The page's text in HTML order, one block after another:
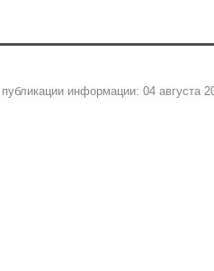
информации: 04 августа